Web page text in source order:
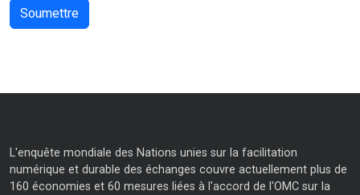
L'enquête mondiale des Nations unies sur la facilitation
numérique et durable des échanges couvre actuellement plus de
160 économies et 60 mesures liées à l'accord de l'OMC sur la